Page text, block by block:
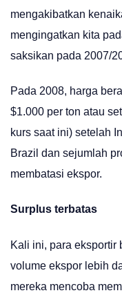
mengakibatkan
mengingatkan kita
saksikan pada 2007/
Pada 2008, harga
$1.000 per ton atau
kurs saat ini) setelah
Brazil dan sejumlah
membatasi ekspor.
Surplus terbatas
Kali ini, para eksportir
volume ekspor lebih
mereka mencoba